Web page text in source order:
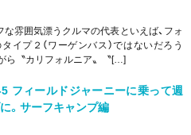
雰囲気漂うクルマの代表といえば、フォ
イプ２（ワーゲンバス）ではないだろう
ら〝カリフォルニア〟〝[…]
5 フィールドジャーニーに乗って週
。サーフキャンプ編